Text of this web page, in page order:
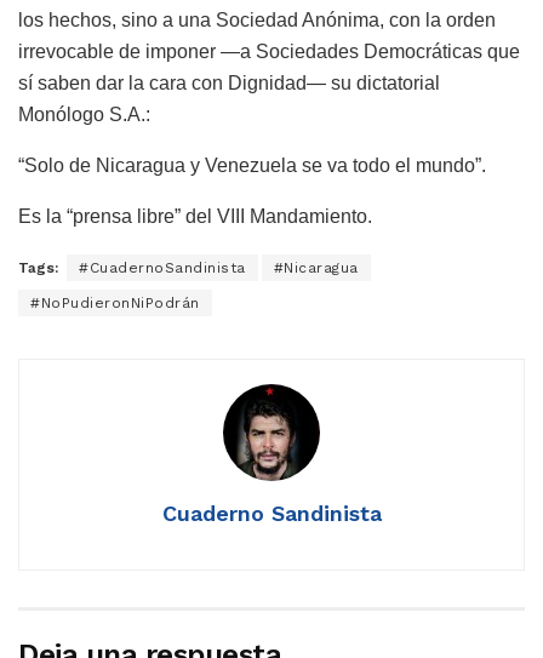
los hechos, sino a una Sociedad Anónima, con la orden
irrevocable de imponer —a Sociedades Democráticas que
sí saben dar la cara con Dignidad— su dictatorial
Monólogo S.A.:
“Solo de Nicaragua y Venezuela se va todo el mundo”.
Es la “prensa libre” del VIII Mandamiento.
Tags: #CuadernoSandinista #Nicaragua
#NoPudieronNiPodrán
Cuaderno Sandinista